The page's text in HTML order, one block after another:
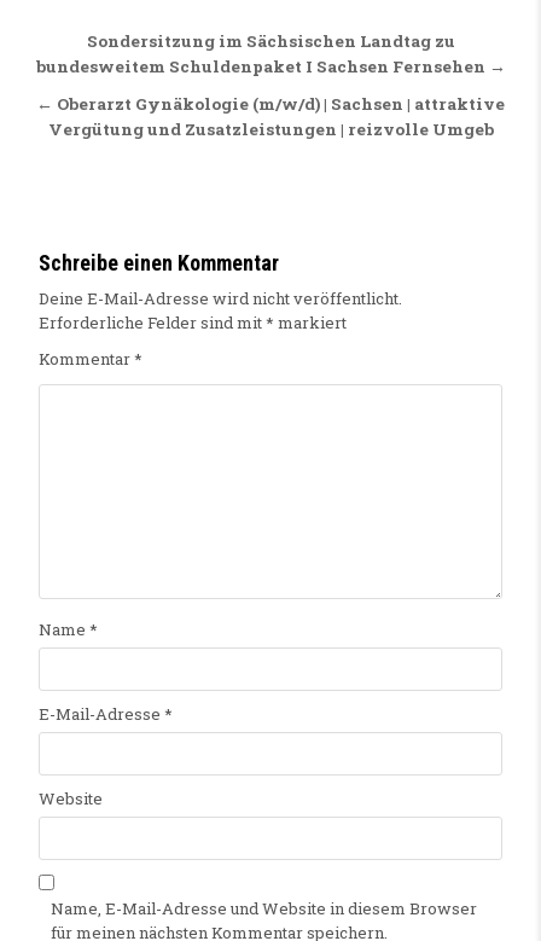
Beitragsnavigation
Sondersitzung im Sächsischen Landtag zu
bundesweitem Schuldenpaket I Sachsen Fernsehen →
← Oberarzt Gynäkologie (m/w/d) | Sachsen | attraktive
Vergütung und Zusatzleistungen | reizvolle Umgeb
Schreibe einen Kommentar
Deine E-Mail-Adresse wird nicht veröffentlicht.
Erforderliche Felder sind mit* markiert
Kommentar*
Name *
E-Mail-Adresse *
Website
Name, E-Mail-Adresse und Website in diesem Browser
für meinen nächsten Kommentar speichern.